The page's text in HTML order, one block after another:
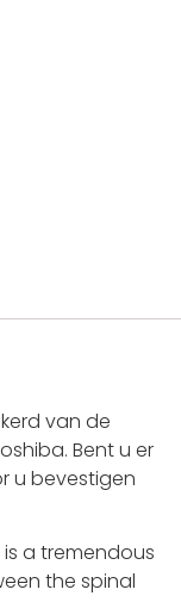
van de
Bent u er
u bevestigen
a tremendous
the spinal